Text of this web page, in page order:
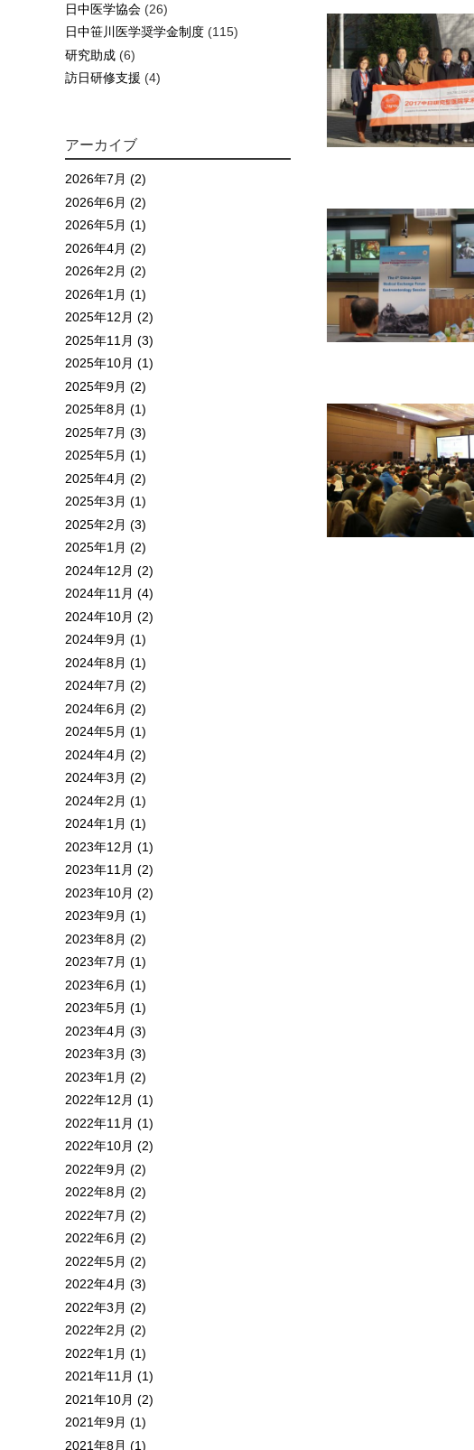
日中医学協会 (26)
日中笹川医学奨学金制度 (115)
研究助成 (6)
訪日研修支援 (4)
アーカイブ
2026年7月 (2)
2026年6月 (2)
2026年5月 (1)
2026年4月 (2)
2026年2月 (2)
2026年1月 (1)
2025年12月 (2)
2025年11月 (3)
2025年10月 (1)
2025年9月 (2)
2025年8月 (1)
2025年7月 (3)
2025年5月 (1)
2025年4月 (2)
2025年3月 (1)
2025年2月 (3)
2025年1月 (2)
2024年12月 (2)
2024年11月 (4)
2024年10月 (2)
2024年9月 (1)
2024年8月 (1)
2024年7月 (2)
2024年6月 (2)
2024年5月 (1)
2024年4月 (2)
2024年3月 (2)
2024年2月 (1)
2024年1月 (1)
2023年12月 (1)
2023年11月 (2)
2023年10月 (2)
2023年9月 (1)
2023年8月 (2)
2023年7月 (1)
2023年6月 (1)
2023年5月 (1)
2023年4月 (3)
2023年3月 (3)
2023年1月 (2)
2022年12月 (1)
2022年11月 (1)
2022年10月 (2)
2022年9月 (2)
2022年8月 (2)
2022年7月 (2)
2022年6月 (2)
2022年5月 (2)
2022年4月 (3)
2022年3月 (2)
2022年2月 (2)
2022年1月 (1)
2021年11月 (1)
2021年10月 (2)
2021年9月 (1)
2021年8月 (1)